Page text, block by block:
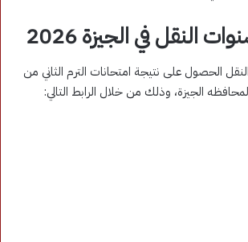
النقل في الجيزة 2026
الحصول على نتيجة امتحانات الترم الثاني من
الجيزة، وذلك من خلال الرابط التالي: